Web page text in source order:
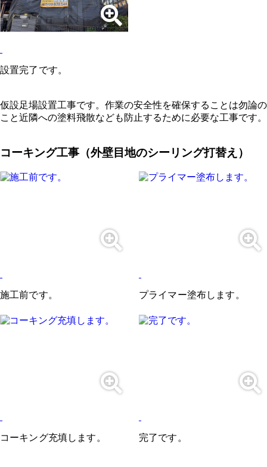
設置完了です。
仮設足場設置工事です。作業の安全性を確保することは勿論の
こと近隣への塗料飛散なども防止するために必要な工事です。
コーキング工事（外壁目地のシーリング打替え）
施工前です。 プライマー塗布します。
コーキング充填します。 完了です。